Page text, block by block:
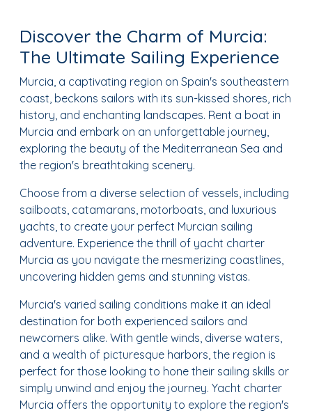
Discover the Charm of Murcia:
The Ultimate Sailing Experience
Murcia, a captivating region on Spain's southeastern
coast, beckons sailors with its sun-kissed shores, rich
history, and enchanting landscapes. Rent a boat in
Murcia and embark on an unforgettable journey,
exploring the beauty of the Mediterranean Sea and
the region's breathtaking scenery.
Choose from a diverse selection of vessels, including
sailboats, catamarans, motorboats, and luxurious
yachts, to create your perfect Murcian sailing
adventure. Experience the thrill of yacht charter
Murcia as you navigate the mesmerizing coastlines,
uncovering hidden gems and stunning vistas.
Murcia's varied sailing conditions make it an ideal
destination for both experienced sailors and
newcomers alike. With gentle winds, diverse waters,
and a wealth of picturesque harbors, the region is
perfect for those looking to hone their sailing skills or
simply unwind and enjoy the journey. Yacht charter
Murcia offers the opportunity to explore the region's